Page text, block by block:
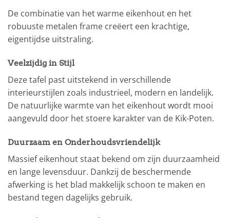
De combinatie van het warme eikenhout en het
robuuste metalen frame creëert een krachtige,
eigentijdse uitstraling.
Veelzijdig in Stijl
Deze tafel past uitstekend in verschillende
interieurstijlen zoals industrieel, modern en landelijk.
De natuurlijke warmte van het eikenhout wordt mooi
aangevuld door het stoere karakter van de Kik-Poten.
Duurzaam en Onderhoudsvriendelijk
Massief eikenhout staat bekend om zijn duurzaamheid
en lange levensduur. Dankzij de beschermende
afwerking is het blad makkelijk schoon te maken en
bestand tegen dagelijks gebruik.